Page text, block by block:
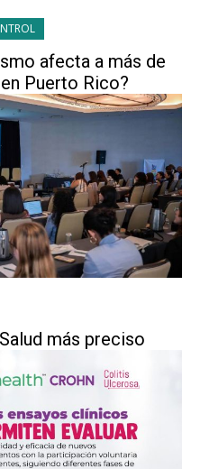
afecta a más de
Puerto Rico?
más preciso